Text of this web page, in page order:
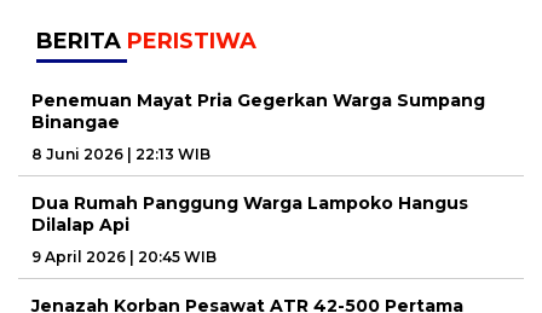
BERITA PERISTIWA
Penemuan Mayat Pria Gegerkan Warga Sumpang
Binangae
8 Juni 2026 | 22:13 WIB
Dua Rumah Panggung Warga Lampoko Hangus
Dilalap Api
9 April 2026 | 20:45 WIB
Jenazah Korban Pesawat ATR 42-500 Pertama